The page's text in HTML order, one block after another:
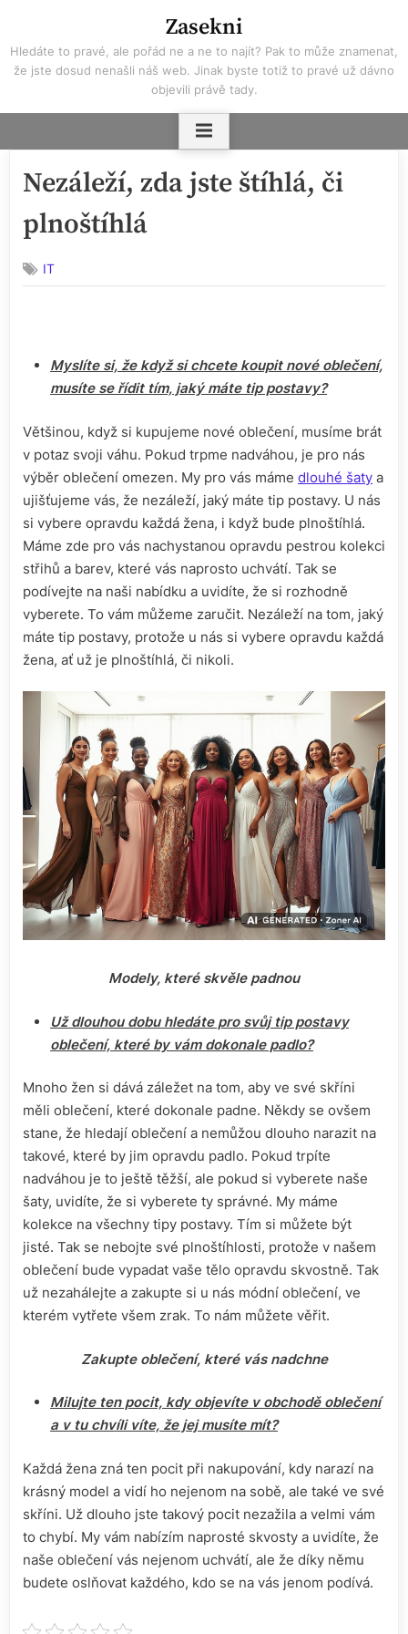
content
Zasekni
Hledáte to pravé, ale pořád ne a ne to najít? Pak to může znamenat,
že jste dosud nenašli náš web. Jinak byste totiž to pravé už dávno
objevili právě tady.
Nezáleží, zda jste štíhlá, či
plnoštíhlá
IT
Myslíte si, že když si chcete koupit nové oblečení,
musíte se řídit tím, jaký máte tip postavy?
Většinou, když si kupujeme nové oblečení, musíme brát
v potaz svoji váhu. Pokud trpme nadváhou, je pro nás
výběr oblečení omezen. My pro vás máme dlouhé šaty a
ujišťujeme vás, že nezáleží, jaký máte tip postavy. U nás
si vybere opravdu každá žena, i když bude plnoštíhlá.
Máme zde pro vás nachystanou opravdu pestrou kolekci
střihů a barev, které vás naprosto uchvátí. Tak se
podívejte na naši nabídku a uvidíte, že si rozhodně
vyberete. To vám můžeme zaručit. Nezáleží na tom, jaký
máte tip postavy, protože u nás si vybere opravdu každá
žena, ať už je plnoštíhlá, či nikoli.
Modely, které skvěle padnou
Už dlouhou dobu hledáte pro svůj tip postavy
oblečení, které by vám dokonale padlo?
Mnoho žen si dává záležet na tom, aby ve své skříni
měli oblečení, které dokonale padne. Někdy se ovšem
stane, že hledají oblečení a nemůžou dlouho narazit na
takové, které by jim opravdu padlo. Pokud trpíte
nadváhou je to ještě těžší, ale pokud si vyberete naše
šaty, uvidíte, že si vyberete ty správné. My máme
kolekce na všechny tipy postavy. Tím si můžete být
jisté. Tak se nebojte své plnoštíhlosti, protože v našem
oblečení bude vypadat vaše tělo opravdu skvostně. Tak
už nezahálejte a zakupte si u nás módní oblečení, ve
kterém vytřete všem zrak. To nám můžete věřit.
Zakupte oblečení, které vás nadchne
Milujte ten pocit, kdy objevíte v obchodě oblečení
a v tu chvíli víte, že jej musíte mít?
Každá žena zná ten pocit při nakupování, kdy narazí na
krásný model a vidí ho nejenom na sobě, ale také ve své
skříni. Už dlouho jste takový pocit nezažila a velmi vám
to chybí. My vám nabízím naprosté skvosty a uvidíte, že
naše oblečení vás nejenom uchvátí, ale že díky němu
budete oslňovat každého, kdo se na vás jenom podívá.